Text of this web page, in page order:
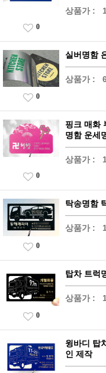
상품가 :
0
실버명함
상품가 :
0
핑크 매화
명함 운세
상품가 :
0
탁송명함
상품가 :
0
탑차 트럭
상품가 :
0
윙바디 탑
인 제작